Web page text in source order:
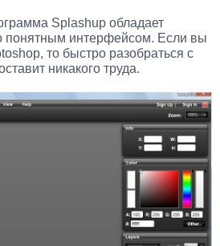
Splashup обладает
понятным интерфейсом. Если вы
то быстро разобраться с
никакого труда.